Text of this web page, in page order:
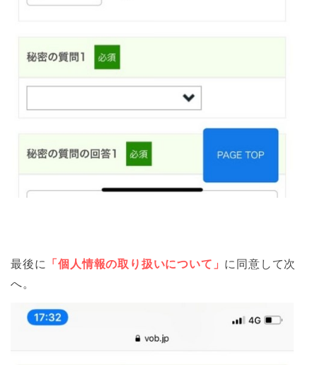
最後に 「個人情報の取り扱いについて」 に同意して次
へ。